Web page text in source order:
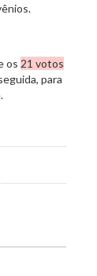
os 21 votos
para